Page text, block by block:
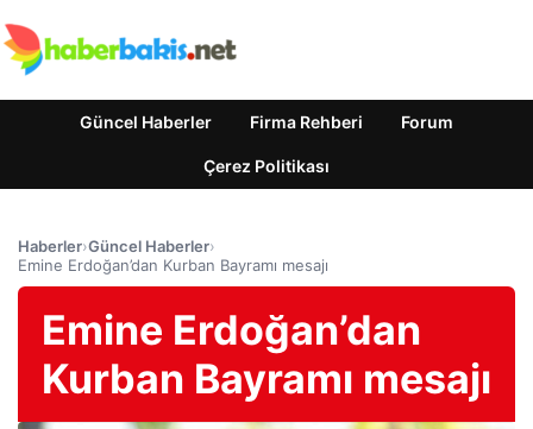
Güncel Haberler Firma Rehberi Forum
Çerez Politikası
Haberler›Güncel Haberler›
Emine Erdoğan’dan Kurban Bayramı mesajı
Emine Erdoğan’dan
Kurban Bayramı mesajı